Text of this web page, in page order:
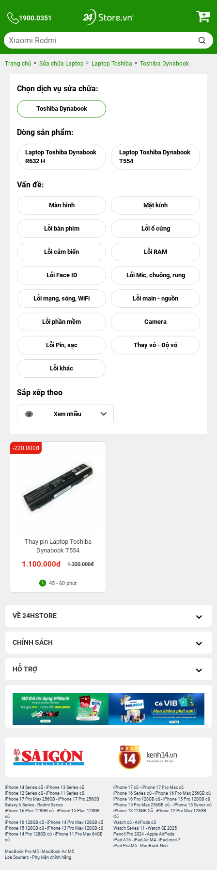
1900.0351
Trang chủ Sửa chữa Laptop Laptop Toshiba Toshiba Dynabook
Chọn dịch vụ sửa chữa:
Toshiba Dynabook
Dòng sản phẩm:
Laptop Toshiba Dynabook
R632 H
Laptop Toshiba Dynabook
T554
Vấn đề:
Sắp xếp theo
Xem nhiều
Thay pin Laptop Toshiba
Dynabook T554
1.100.000đ 1.320.000đ
-220.000đ
45 - 60 phút
VỀ 24HSTORE
CHÍNH SÁCH
HỖ TRỢ
iPhone 14 Series cũ -iPhone 13 Series cũ
iPhone 12 Series cũ -iPhone 11 Series cũ
iPhone 17 Pro Max 256GB -iPhone 17 Pro 256GB
Galaxy A Series - Redmi Series
iPhone 17 cũ -iPhone 17 Pro Max cũ
iPhone 16 Series cũ - iPhone 16 Pro Max 256GB cũ
iPhone 16 Pro 128GB cũ -iPhone 15 Pro 128GB cũ
iPhone 15 Pro Max 256GB cũ - iPhone 15 Series cũ
iPhone 16 Plus 128GB cũ -iPhone 15 Plus 128GB
cũ
iPhone 16 128GB cũ -iPhone 14 Pro Max 128GB cũ
iPhone 15 128GB cũ -iPhone 13 Pro Max 128GB cũ
iPhone 14 Pro 128GB cũ -iPhone 11 Pro Max 64GB
cũ
iPhone 13 128GB Cũ -iPhone 12 Pro Max 128GB
Cũ
Watch cũ -AirPods cũ
Watch Series 11 -Watch SE 2025
Pencil Pro 2024 -Apple AirPods
iPad A16 -iPad Air M4 -iPad mini 7
iPad Pro M5 - MacBook Neo
MacBook Pro M5 - MacBook Air M5
Loa Sounarc - Phụ kiện chính hãng